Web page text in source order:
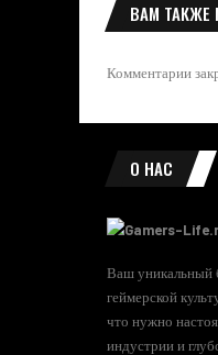
ВАМ ТАКЖЕ
Комментарии
О НАС
Ваш уникальный
геймерской
что нужно
индустрии и